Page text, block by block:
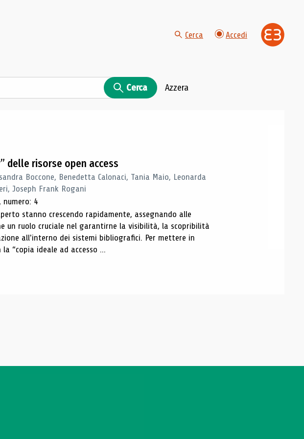
Cerca Accedi
Cerca Azzera
delle risorse open access
Boccone, Benedetta Calonaci, Tania Maio, Leonarda
Joseph Frank Rogani
numero: 4
stanno crescendo rapidamente, assegnando alle
un ruolo cruciale nel garantirne la visibilità, la scopribilità
all'interno dei sistemi bibliografici. Per mettere in
“copia ideale ad accesso ...